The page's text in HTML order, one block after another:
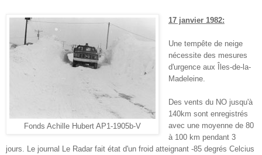
Fonds Achille Hubert AP1-1905b-V
17 janvier 1982:
Une tempête de neige
nécessite des mesures
d'urgence aux Îles-de-la-
Madeleine.
Des vents du NO jusqu'à
140km sont enregistrés
avec une moyenne de 80
à 100 km pendant 3
jours. Le journal Le Radar fait état d'un froid atteignant -85 degrés Celcius